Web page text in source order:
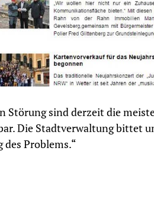
Störung sind derzeit die
Die Stadtverwaltung bittet
Problems.“